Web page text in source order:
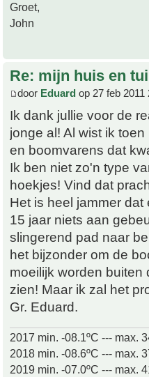
Groet,
John
Re: mijn huis en
door Eduard op 27 feb 2011
Ik dank jullie voor de
jonge al! Al wist ik
en boomvarens dat
Ik ben niet zo'n type
hoekjes! Vind dat
Het is heel jammer
15 jaar niets aan
slingerend pad naar
het bijzonder om de
moeilijk worden
zien! Maar ik zal het
Gr. Eduard.
2017 min. -08.1ºC --- max.
2018 min. -08.6ºC --- max.
2019 min. -07.0ºC --- max.